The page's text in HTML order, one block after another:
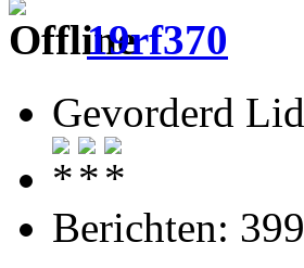
19rf370
Gevorderd Lid
Berichten: 399